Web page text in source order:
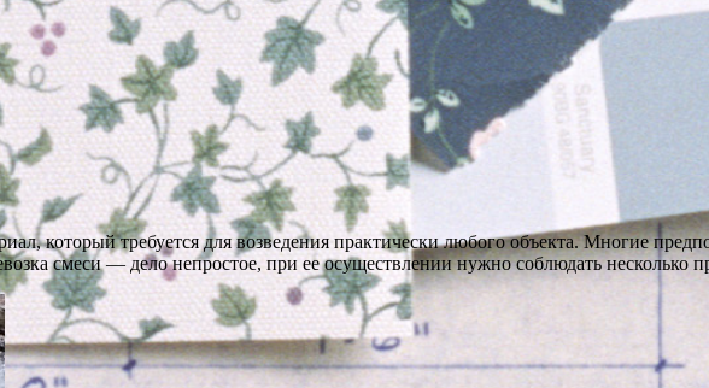
который требуется для возведения практически любого объекта. Многие
смеси — дело непростое, при ее осуществлении нужно соблюдать несколько